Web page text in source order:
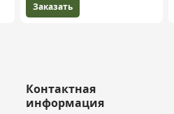
Заказать
Контактная
информация